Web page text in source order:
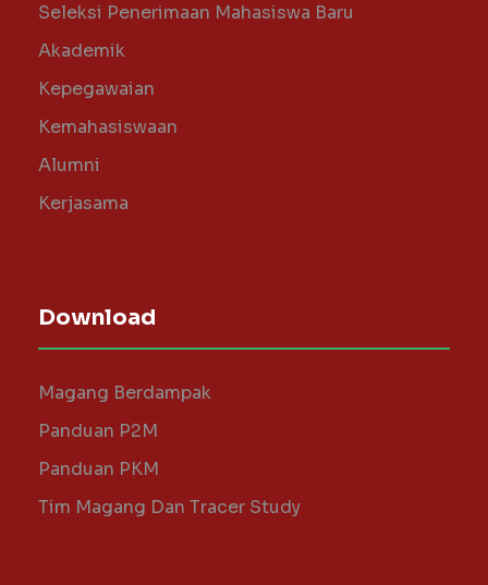
Seleksi Penerimaan Mahasiswa Baru
Akademik
Kepegawaian
Kemahasiswaan
Alumni
Kerjasama
Download
Magang Berdampak
Panduan P2M
Panduan PKM
Tim Magang Dan Tracer Study